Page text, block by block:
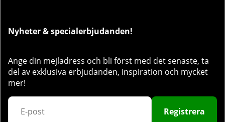
Nyheter & specialerbjudanden!
Ange din mejladress och bli först med det senaste, ta
del av exklusiva erbjudanden, inspiration och mycket
mer!
Registrera